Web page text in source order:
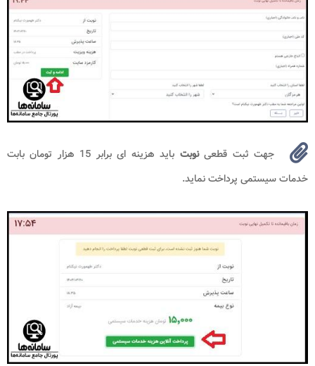
جهت ثبت قطعینوبت
باید هزینه ای برابر 15 هزار تومان بابت
خدمات سیستمی پرداخت نماید.